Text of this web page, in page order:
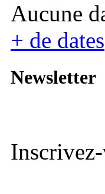
Aucune
+ de dates
Newsletter